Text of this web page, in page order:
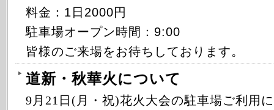
料金：1日2000円
駐車場オープン時間：9:00
皆様のご来場をお待ちしております。
道新・秋華火について
9月21日(月・祝)花火大会の駐車場ご利用